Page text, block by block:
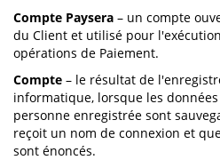
Compte Paysera – un compte
du Client et utilisé pour
opérations de Paiement.
Compte – le résultat de
informatique, lorsque les
personne enregistrée sont
reçoit un nom de connexion et
sont énoncés.